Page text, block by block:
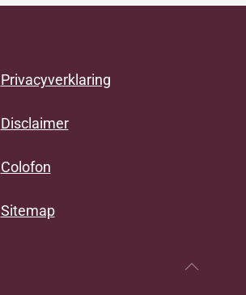
Privacyverklaring
Disclaimer
Colofon
Sitemap